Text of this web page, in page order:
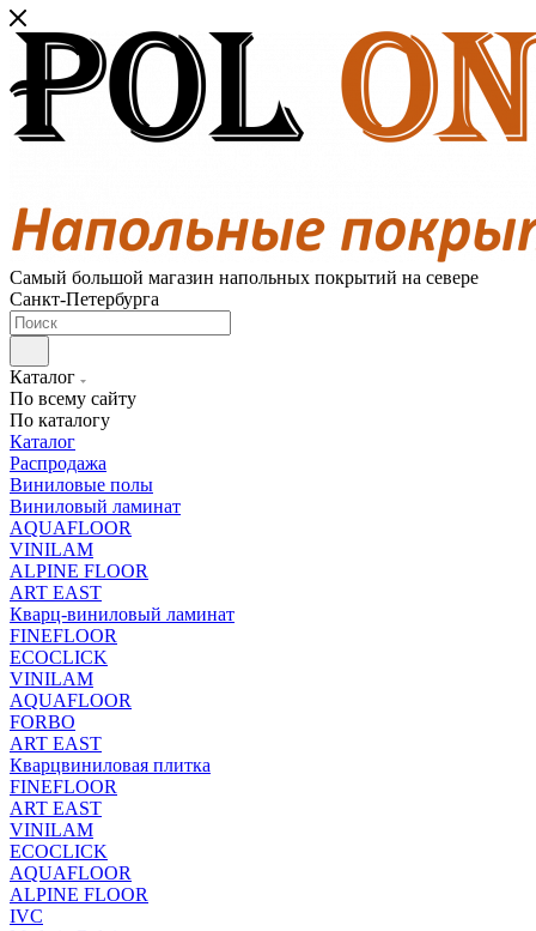
Самый большой магазин напольных покрытий на севере
Санкт-Петербурга
Каталог
По всему сайту
По каталогу
Каталог
Распродажа
Виниловые полы
Виниловый ламинат
AQUAFLOOR
VINILAM
ALPINE FLOOR
ART EAST
Кварц-виниловый ламинат
FINEFLOOR
ECOCLICK
VINILAM
AQUAFLOOR
FORBO
ART EAST
Кварцвиниловая плитка
FINEFLOOR
ART EAST
VINILAM
ECOCLICK
AQUAFLOOR
ALPINE FLOOR
IVC